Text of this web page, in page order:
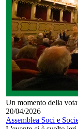
Un momento della
20/04/2026
Assemblea Soci e